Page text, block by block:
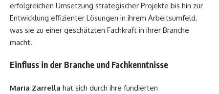
erfolgreichen Umsetzung strategischer Projekte bis hin zur
Entwicklung effizienter Lösungen in ihrem Arbeitsumfeld,
was sie zu einer geschätzten Fachkraft in ihrer Branche
macht.
Einfluss in der Branche und Fachkenntnisse
Maria Zarrella hat sich durch ihre fundierten